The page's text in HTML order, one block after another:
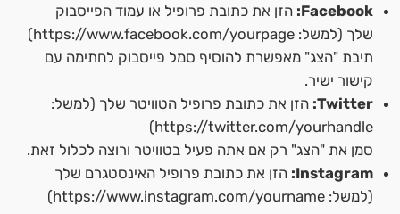
Facebook: הזן את כתובת פרופיל או עמוד הפייסבוק
שלך (למשל: https://www.facebook.com/yourpage)
תיבת "הצג" מאפשרת להוסיף סמל פייסבוק לחתימה עם
קישור ישיר.
Twitter: הזן את כתובת פרופיל הטוויטר שלך (למשל:
https://twitter.com/yourhandle)
סמן את "הצג" רק אם אתה פעיל בטוויטר ורוצה לכלול זאת.
Instagram: הזן את כתובת פרופיל האינסטגרם שלך
(למשל: https://www.instagram.com/yourname)